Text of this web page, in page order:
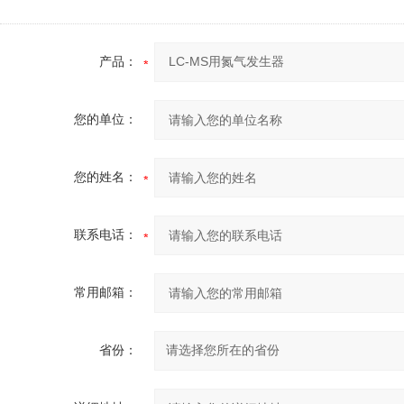
产品：
您的单位：
您的姓名：
联系电话：
常用邮箱：
省份：